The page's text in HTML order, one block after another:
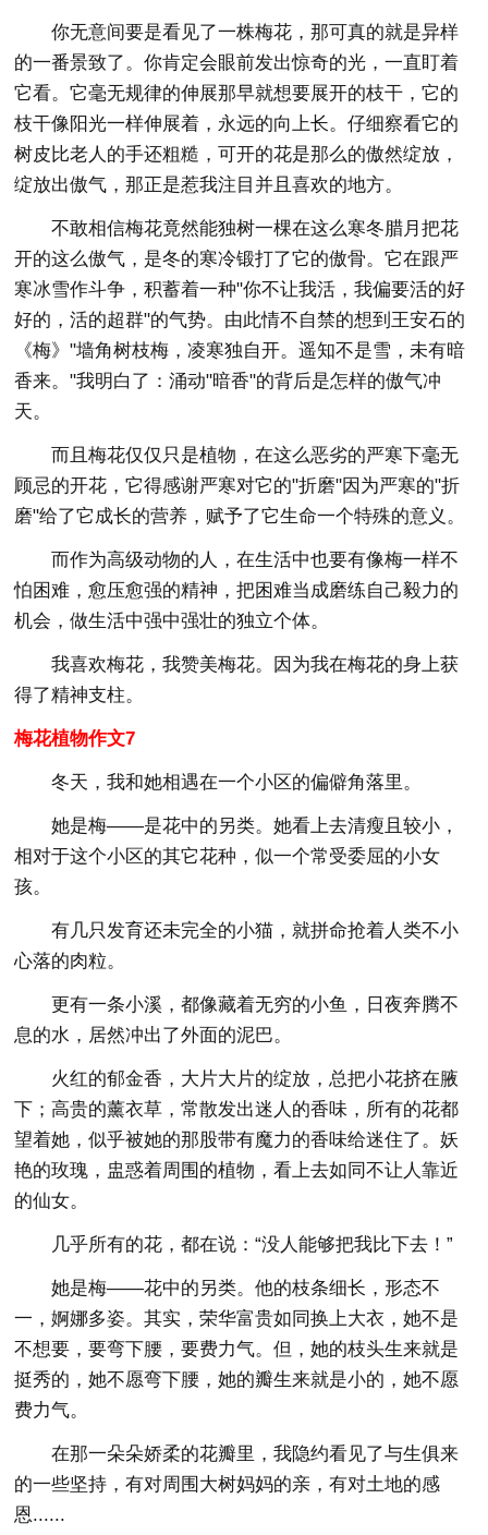
你无意间要是看见了一株梅花，那可真的就是异样
的一番景致了。你肯定会眼前发出惊奇的光，一直盯着
它看。它毫无规律的伸展那早就想要展开的枝干，它的
枝干像阳光一样伸展着，永远的向上长。仔细察看它的
树皮比老人的手还粗糙，可开的花是那么的傲然绽放，
绽放出傲气，那正是惹我注目并且喜欢的地方。
不敢相信梅花竟然能独树一棵在这么寒冬腊月把花
开的这么傲气，是冬的寒冷锻打了它的傲骨。它在跟严
寒冰雪作斗争，积蓄着一种"你不让我活，我偏要活的好
好的，活的超群"的气势。由此情不自禁的想到王安石的
《梅》"墙角树枝梅，凌寒独自开。遥知不是雪，未有暗
香来。"我明白了：涌动"暗香"的背后是怎样的傲气冲
天。
而且梅花仅仅只是植物，在这么恶劣的严寒下毫无
顾忌的开花，它得感谢严寒对它的"折磨"因为严寒的"折
磨"给了它成长的营养，赋予了它生命一个特殊的意义。
而作为高级动物的人，在生活中也要有像梅一样不
怕困难，愈压愈强的精神，把困难当成磨练自己毅力的
机会，做生活中强中强壮的独立个体。
我喜欢梅花，我赞美梅花。因为我在梅花的身上获
得了精神支柱。
梅花植物作文7
冬天，我和她相遇在一个小区的偏僻角落里。
她是梅——是花中的另类。她看上去清瘦且较小，
相对于这个小区的其它花种，似一个常受委屈的小女
孩。
有几只发育还未完全的小猫，就拼命抢着人类不小
心落的肉粒。
更有一条小溪，都像藏着无穷的小鱼，日夜奔腾不
息的水，居然冲出了外面的泥巴。
火红的郁金香，大片大片的绽放，总把小花挤在腋
下；高贵的薰衣草，常散发出迷人的香味，所有的花都
望着她，似乎被她的那股带有魔力的香味给迷住了。妖
艳的玫瑰，盅惑着周围的植物，看上去如同不让人靠近
的仙女。
几乎所有的花，都在说：“没人能够把我比下去！”
她是梅——花中的另类。他的枝条细长，形态不
一，婀娜多姿。其实，荣华富贵如同换上大衣，她不是
不想要，要弯下腰，要费力气。但，她的枝头生来就是
挺秀的，她不愿弯下腰，她的瓣生来就是小的，她不愿
费力气。
在那一朵朵娇柔的花瓣里，我隐约看见了与生俱来
的一些坚持，有对周围大树妈妈的亲，有对土地的感
恩......